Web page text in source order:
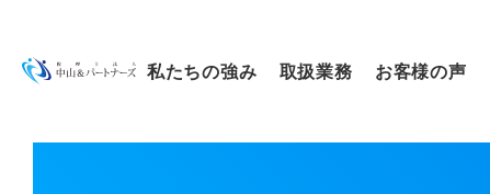
私たちの強み 取扱業務 お客様の声